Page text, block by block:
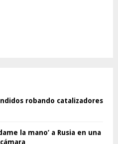
robando catalizadores
la mano’ a Rusia en una